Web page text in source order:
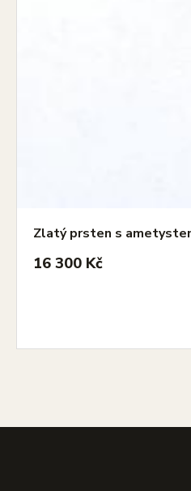
Zlatý prsten s
16 300 Kč